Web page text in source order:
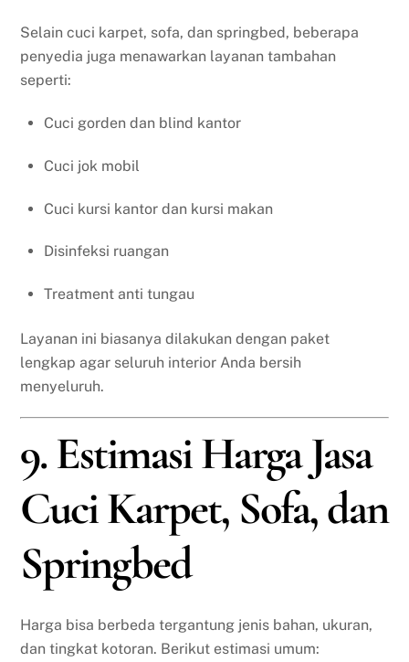
Selain cuci karpet, sofa, dan springbed, beberapa
penyedia juga menawarkan layanan tambahan
seperti:
Cuci gorden dan blind kantor
Cuci jok mobil
Cuci kursi kantor dan kursi makan
Disinfeksi ruangan
Treatment anti tungau
Layanan ini biasanya dilakukan dengan paket
lengkap agar seluruh interior Anda bersih
menyeluruh.
9. Estimasi Harga Jasa
Cuci Karpet, Sofa, dan
Springbed
Harga bisa berbeda tergantung jenis bahan, ukuran,
dan tingkat kotoran. Berikut estimasi umum: